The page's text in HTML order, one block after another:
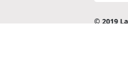
© 2019